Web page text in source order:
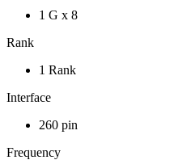
1 G x 8
Rank
1 Rank
Interface
260 pin
Frequency